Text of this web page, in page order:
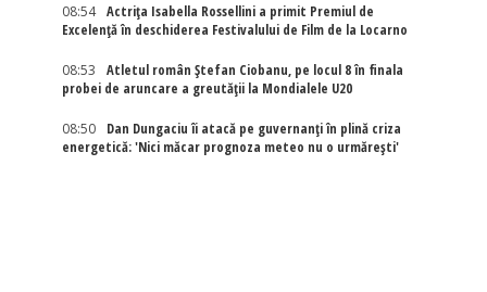
08:54
Actriţa Isabella Rossellini a primit Premiul de
Excelenţă în deschiderea Festivalului de Film de la Locarno
08:53
Atletul român Ștefan Ciobanu, pe locul 8 în finala
probei de aruncare a greutății la Mondialele U20
08:50
Dan Dungaciu îi atacă pe guvernanți în plină criza
energetică: 'Nici măcar prognoza meteo nu o urmărești'